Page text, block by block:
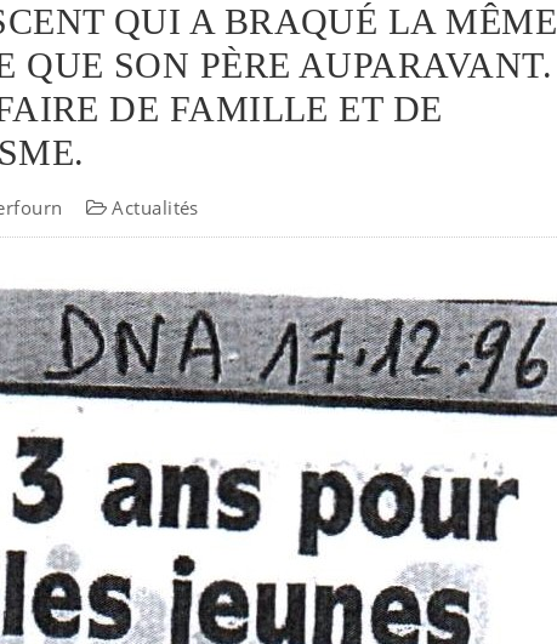
QUI A BRAQUÉ LA MÊME
QUE SON PÈRE AUPARAVANT.
DE FAMILLE ET DE
Actualités